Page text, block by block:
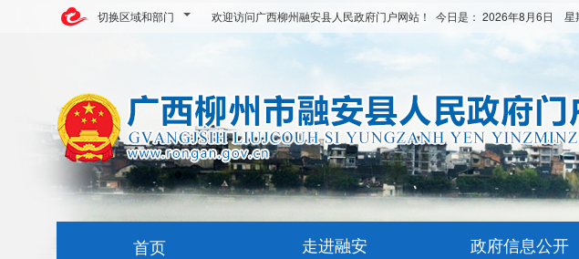
切换区域和部门 欢迎访问广西柳州融安县人民政府门户网站！ 今日是： 2026年8月6日 星
首页 走进融安 政府信息公开